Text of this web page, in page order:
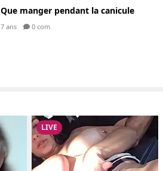
Que manger pendant la canicule
7 ans 0 com